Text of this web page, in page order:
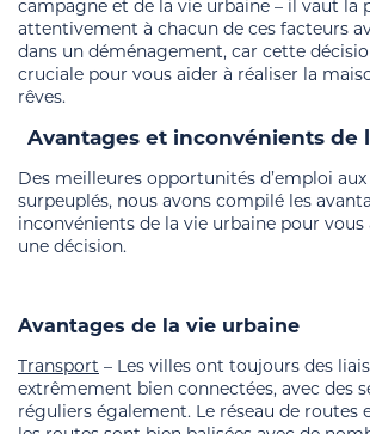
campagne et de la vie urbaine – il vaut la
attentivement à chacun de ces facteurs
dans un déménagement, car cette
cruciale pour vous aider à réaliser la
rêves.
Avantages et inconvénients de
Des meilleures opportunités d’emploi
surpeuplés, nous avons compilé les
inconvénients de la vie urbaine pour vous
une décision.
Avantages de la vie urbaine
Transport – Les villes ont toujours des
extrêmement bien connectées, avec des
réguliers également. Le réseau de routes